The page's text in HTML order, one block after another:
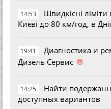
14:53
Швидкісні
Києві до 80 км/год, в
19:41
Диагностика и
Дизель Сервис ®
14:25
Найти
доступных вариантов